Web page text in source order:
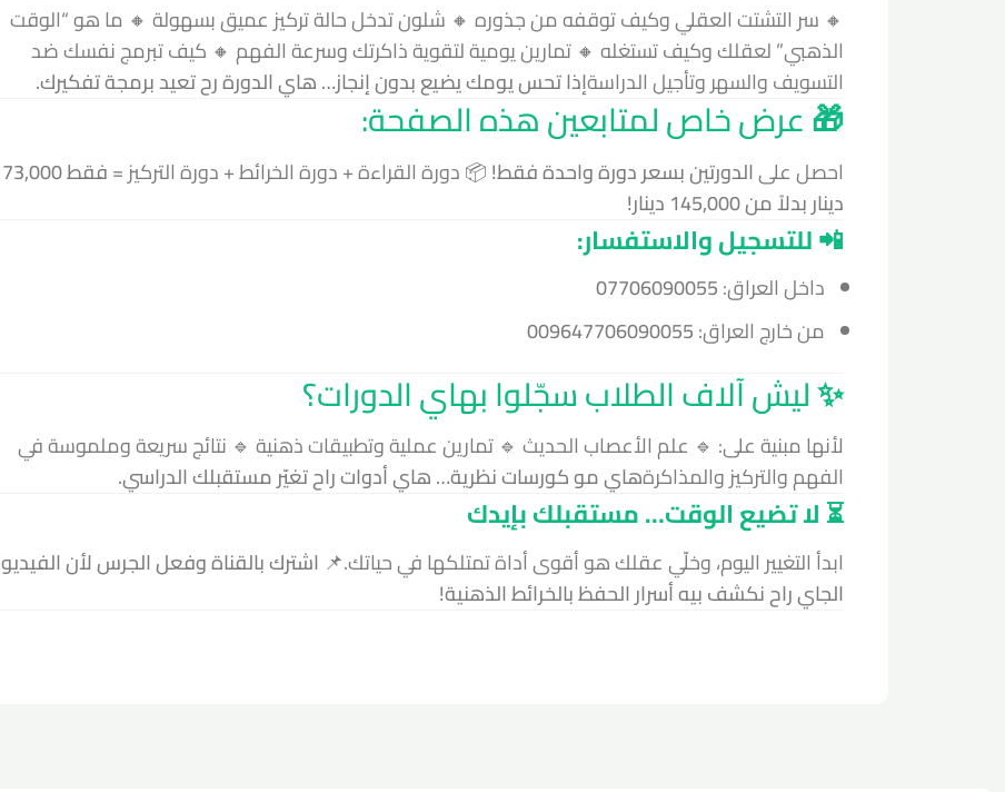
🔸 سر التشتت العقلي وكيف توقفه من جذوره 🔸 شلون تدخل حالة تركيز عميق بسهولة 🔸 ما هو “الوقت
الذهبي” لعقلك وكيف تستغله 🔸 تمارين يومية لتقوية ذاكرتك وسرعة الفهم 🔸 كيف تبرمج نفسك ضد
التسويف والسهر وتأجيل الدراسةإذا تحس يومك يضيع بدون إنجاز… هاي الدورة رح تعيد برمجة تفكيرك.
🎁عرض خاص لمتابعين هذه الصفحة:
احصل علىالدورتين بسعر دورة واحدة فقط!📦 دورة القراءة + دورة الخرائط + دورة التركيز =
فقط 73,000
دينار بدلاً من 145,000 دينار!
📲 للتسجيل والاستفسار:
داخل العراق:07706090055
من خارج العراق:009647706090055
✨ليش آلاف الطلاب سجّلوا بهاي الدورات؟
لأنها مبنية على: 🔹 علم الأعصاب الحديث 🔹 تمارين عملية وتطبيقات ذهنية 🔹 نتائج سريعة وملموسة في
الفهم والتركيز والمذاكرةهاي مو كورسات نظرية… هاي أدوات راح تغيّر مستقبلك الدراسي.
⏳ لا تضيع الوقت… مستقبلك بإيدك
ابدأ التغيير اليوم، وخلّي عقلك هو أقوى أداة تمتلكها في حياتك.📌 اشترك بالقناة وفعل الجرس لأن الفيديو
الجاي راح نكشف بيه أسرار الحفظ بالخرائط الذهنية!